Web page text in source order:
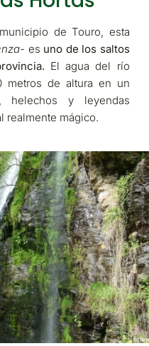
de Touro, esta
es uno de los saltos
El agua del río
metros de altura en un
helechos y leyendas
realmente mágico.